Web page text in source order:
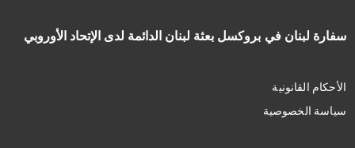
سفارة لبنان في بروكسل بعثة لبنان الدائمة لدى الإتحاد الأوروبي
الأحكام القانونية
سياسة الخصوصية